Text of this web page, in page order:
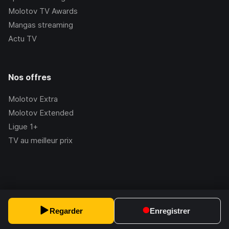
Regarder Enregistrer
Molotov TV Awards
Mangas streaming
Actu TV
Nos offres
Molotov Extra
Molotov Extended
Ligue 1+
TV au meilleur prix
2.228.1